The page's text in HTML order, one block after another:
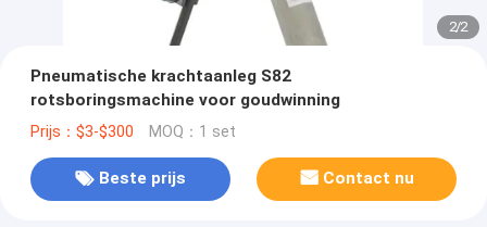
2/2
Pneumatische krachtaanleg S82
rotsboringsmachine voor goudwinning
Prijs：$3-$300 MOQ：1 set
Beste prijs Contact nu